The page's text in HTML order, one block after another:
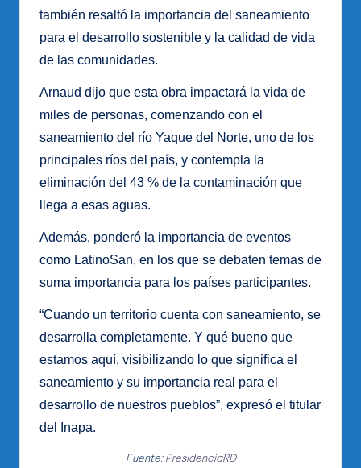
también resaltó la importancia del saneamiento
para el desarrollo sostenible y la calidad de vida
de las comunidades.
Arnaud dijo que esta obra impactará la vida de
miles de personas, comenzando con el
saneamiento del río Yaque del Norte, uno de los
principales ríos del país, y contempla la
eliminación del 43 % de la contaminación que
llega a esas aguas.
Además, ponderó la importancia de eventos
como LatinoSan, en los que se debaten temas de
suma importancia para los países participantes.
“Cuando un territorio cuenta con saneamiento, se
desarrolla completamente. Y qué bueno que
estamos aquí, visibilizando lo que significa el
saneamiento y su importancia real para el
desarrollo de nuestros pueblos”, expresó el titular
del Inapa.
Fuente:PresidenciaRD